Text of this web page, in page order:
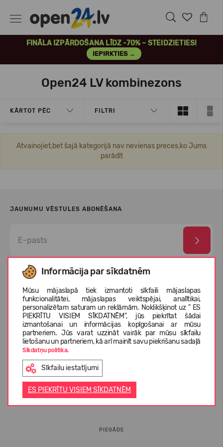
FINĀLA IZPĀRDOŠANA LĪDZ -70% – STEIDZIETIES!
IEPIRKTIES →
Informācija par sīkdatnēm
Mūsu mājaslapā tiek izmantoti sīkfaili mājaslapas
funkcionalitātei, mājaslapas veiktspējai, analītikai,
personalizētam saturam un reklāmām. Noklikšķinot uz " ES
PIEKRĪTU VISIEM SĪKDATNĒM", jūs piekrītat šādai
izmantošanai un informācijas kopīgošanai ar mūsu
partneriem. Jūs varat uzzināt vairāk par mūsu sīkfailu
lietošanu un partneriem, kā arī mainīt savu piekrišanu sadaļā
Sīkdatņu politika.
Sīkfailu iestatījumi
ES PIEKRĪTU VISIEM SĪKDATNĒM
Open24 LV kombinezons
KĀRTOT PĒC FILTRI
Atvainojiet,bet šajā kategorijā nav nevienas preces,ko Jums
parādīt
JAUNUMU VĒSTULES ABONĒŠANA
Esmu izlasījis un piekrītu
datu aizsardzības noteikumi
INFORMĀCIJA PIRCĒJIEM
PIEGĀDE